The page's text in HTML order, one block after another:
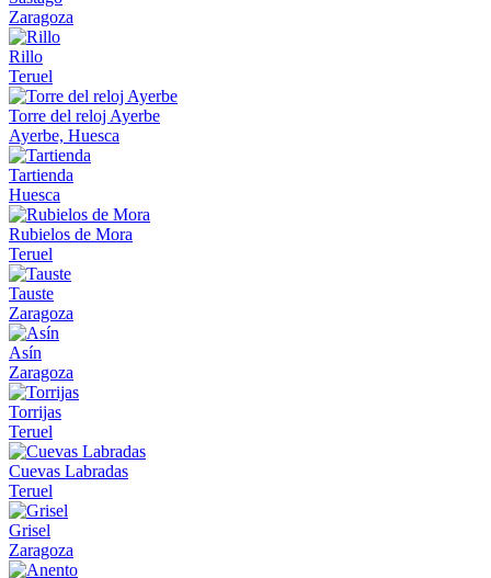
Zaragoza
Rillo
Teruel
Torre del reloj Ayerbe
Ayerbe, Huesca
Tartienda
Huesca
Rubielos de Mora
Teruel
Tauste
Zaragoza
Asín
Zaragoza
Torrijas
Teruel
Cuevas Labradas
Teruel
Grisel
Zaragoza